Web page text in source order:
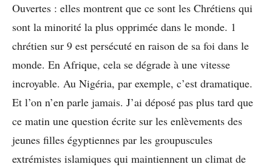
Ouvertes : elles montrent que ce sont les Chrétiens qui
sont la minorité la plus opprimée dans le monde. 1
chrétien sur 9 est persécuté en raison de sa foi dans le
monde. En Afrique, cela se dégrade à une vitesse
incroyable. Au Nigéria, par exemple, c’est dramatique.
Et l’on n’en parle jamais. J’ai déposé pas plus tard que
ce matin une question écrite sur les enlèvements des
jeunes filles égyptiennes par les groupuscules
extrémistes islamiques qui maintiennent un climat de